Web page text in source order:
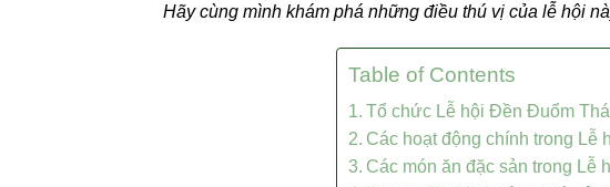
Hãy cùng mình khám phá những điều thú vị của lễ hội
Table of Contents
Tổ chức Lễ hội Đền Đuổm
Các hoạt động chính trong
Các món ăn đặc sản trong Lễ